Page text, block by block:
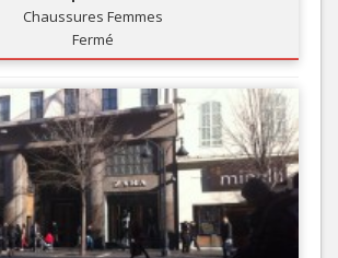
Chaussures Femmes
Fermé